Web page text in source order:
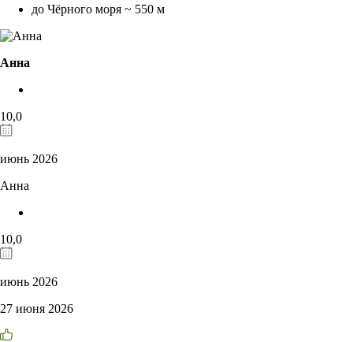
до Чёрного моря ~ 550 м
Анна
10,0
июнь 2026
Анна
10,0
июнь 2026
27 июня 2026